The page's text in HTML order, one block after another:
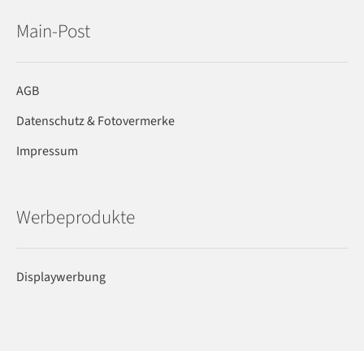
Main-Post
AGB
Datenschutz & Fotovermerke
Impressum
Werbeprodukte
Displaywerbung